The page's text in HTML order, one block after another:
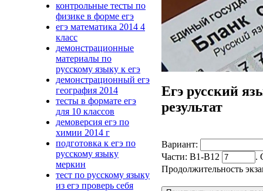
контрольные тесты по
физике в форме егэ
егэ математика 2014 4
класс
демонстрационные
материалы по
русскому языку к егэ
демонстрационный егэ
география 2014
тесты в формате егэ
для 10 классов
демоверсия егэ по
химии 2014 г
подготовка к егэ по
русскому языку
меркин
тест по русскому языку
из егэ проверь себя
Егэ русский
результат
Вариант:
Части: В1-В12
.
Продолжительность